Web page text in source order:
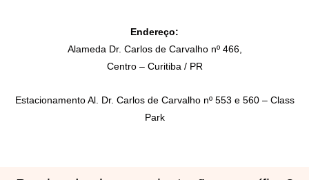
Endereço:
Alameda Dr. Carlos de Carvalho nº 466,
Centro – Curitiba / PR
Estacionamento Al. Dr. Carlos de Carvalho nº 553 e 560 – Class
Park